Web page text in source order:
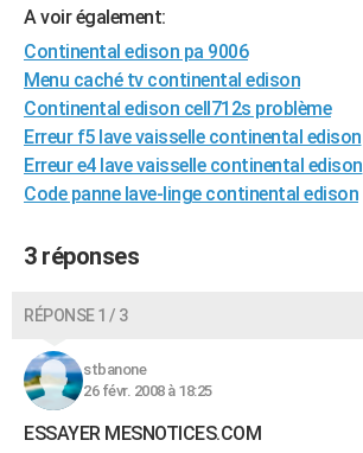
VOYAGE
Destinations
City break
Voyage nature
Voyage de noces
Forum
Climat
+PHOTO
GUIDES D'ACHAT
BONS PLANS
CARTE DE VOEUX
Carte de Noël
Carte Bonne année
Carte Saint-Valentin
Carte Pâques
Carte d'anniversaire
DICTIONNAIRE
S'inscrire
Se connecter
Lycées
Collèges
Primaires
Universités
Entreprises
Service militaire
Avis de recherche
AVIS DE DÉCÈS
FORUM
A voir également:
Continental edison pa 9006
Menu caché tv continental edison
Continental edison cell712s problème
Erreur f5 lave vaisselle continental edison
Erreur e4 lave vaisselle continental edison
Code panne lave-linge continental edison
3 réponses
RÉPONSE 1 / 3
stbanone
26 févr. 2008 à 18:25
ESSAYER MESNOTICES.COM